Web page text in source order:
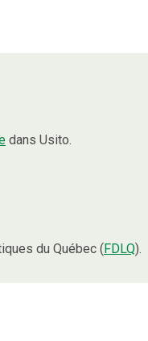
dans Usito.
du Québec (FDLQ).